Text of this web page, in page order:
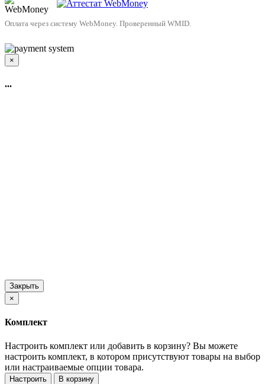
Оплата через систему WebMoney. Проверенный WMID.
×
...
Закрыть
×
Комплект
Настроить комплект или добавить в корзину? Вы можете
настроить комплект, в котором присутствуют товары на выбор
или настраиваемые опции товара.
Настроить
В корзину